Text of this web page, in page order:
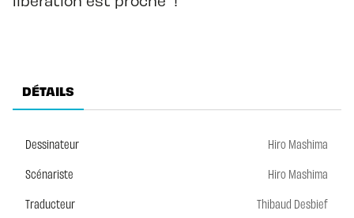
DÉTAILS
Dessinateur
Hiro Mashima
Scénariste
Hiro Mashima
Traducteur
Thibaud Desbief